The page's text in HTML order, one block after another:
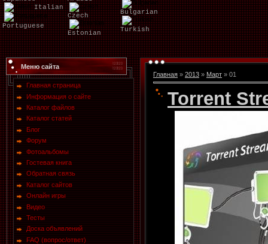
Italian
Portuguese
Czech
Estonian
Bulgarian
Turkish
Меню сайта
Главная страница
Информация о сайте
Каталог файлов
Каталог статей
Блог
Форум
Фотоальбомы
Гостевая книга
Обратная связь
Каталог сайтов
Онлайн игры
Видео
Тесты
Доска объявлений
FAQ (вопрос/ответ)
Главная » 2013 » Март » 01
Torrent